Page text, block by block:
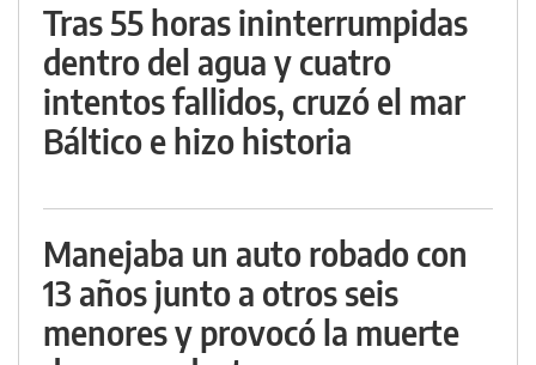
Tras 55 horas ininterrumpidas
dentro del agua y cuatro
intentos fallidos, cruzó el mar
Báltico e hizo historia
Manejaba un auto robado con
13 años junto a otros seis
menores y provocó la muerte